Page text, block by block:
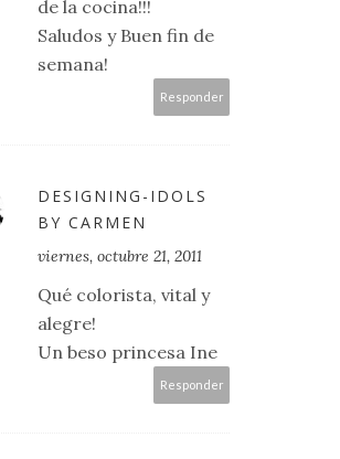
de la cocina!!!
Saludos y Buen fin de
semana!
Responder
DESIGNING-IDOLS
BY CARMEN
viernes, octubre 21, 2011
Qué colorista, vital y
alegre!
Un beso princesa Ine
Responder